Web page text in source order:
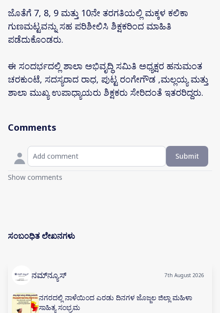
ಜೊತೆಗೆ 7, 8, 9 ಮತ್ತು 10ನೇ ತರಗತಿಯಲ್ಲಿ ಮಕ್ಕಳ ಕಲಿಕಾ
ಗುಣಮಟ್ಟವನ್ನು ಸಹ ಪರಿಶೀಲಿಸಿ ಶಿಕ್ಷಕರಿಂದ ಮಾಹಿತಿ
ಪಡೆದುಕೊಂಡರು.
ಈ ಸಂದರ್ಭದಲ್ಲಿ ಶಾಲಾ ಅಭಿವೃದ್ಧಿ ಸಮಿತಿ ಅಧ್ಯಕ್ಷರ ಹನುಮಂತ
ಚರಕುಂಟೆ, ಸದಸ್ಯರಾದ ರಾಧ, ಪುಟ್ಟ ರಂಗೇಗೌಡ ,ಮಲ್ಲಯ್ಯ ಮತ್ತು
ಶಾಲಾ ಮುಖ್ಯ ಉಪಾಧ್ಯಾಯರು ಶಿಕ್ಷಕರು ಸೇರಿದಂತೆ ಇತರರಿದ್ದರು.
Comments
Submit
Show comments
ಸಂಬಂಧಿತ ಲೇಖನಗಳು
ನಮ್‌ನ್ಯೂಸ್ 7th August 2026
ನಗರದಲ್ಲಿ ನಾಳೆಯಿಂದ ಎರಡು ದಿನಗಳ ಜೊಜ್ಜಲ ಜಿಲ್ಲಾ ಮಹಿಳಾ
ಸಾಹಿತ್ಯ ಸಂಭ್ರಮ